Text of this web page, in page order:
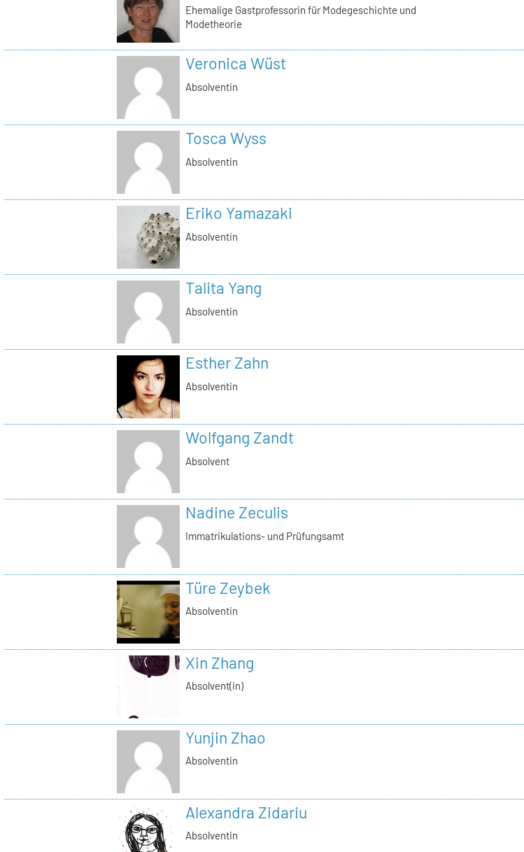
Ehemalige Gastprofessorin für Modegeschichte und
Modetheorie
Veronica Wüst
Absolventin
Tosca Wyss
Absolventin
Eriko Yamazaki
Absolventin
Talita Yang
Absolventin
Esther Zahn
Absolventin
Wolfgang Zandt
Absolvent
Nadine Zeculis
Immatrikulations- und Prüfungsamt
Türe Zeybek
Absolventin
Xin Zhang
Absolvent(in)
Yunjin Zhao
Absolventin
Alexandra Zidariu
Absolventin